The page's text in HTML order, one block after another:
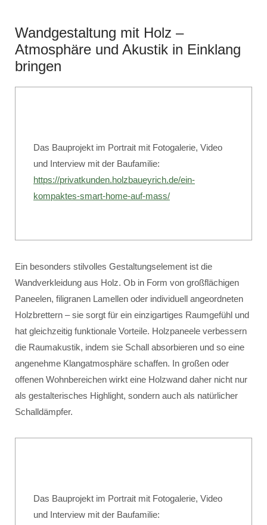
Wandgestaltung mit Holz –
Atmosphäre und Akustik in Einklang
bringen
Das Bauprojekt im Portrait mit Fotogalerie, Video
und Interview mit der Baufamilie:
https://privatkunden.holzbaueyrich.de/ein-
kompaktes-smart-home-auf-mass/
Ein besonders stilvolles Gestaltungselement ist die
Wandverkleidung aus Holz. Ob in Form von großflächigen
Paneelen, filigranen Lamellen oder individuell angeordneten
Holzbrettern – sie sorgt für ein einzigartiges Raumgefühl und
hat gleichzeitig funktionale Vorteile. Holzpaneele verbessern
die Raumakustik, indem sie Schall absorbieren und so eine
angenehme Klangatmosphäre schaffen. In großen oder
offenen Wohnbereichen wirkt eine Holzwand daher nicht nur
als gestalterisches Highlight, sondern auch als natürlicher
Schalldämpfer.
Das Bauprojekt im Portrait mit Fotogalerie, Video
und Interview mit der Baufamilie: